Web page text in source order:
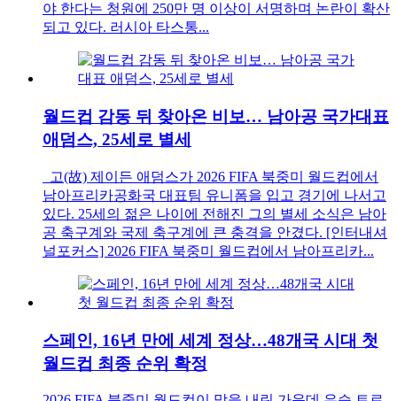
야 한다는 청원에 250만 명 이상이 서명하며 논란이 확산
되고 있다. 러시아 타스통...
월드컵 감동 뒤 찾아온 비보… 남아공 국가대표
애덤스, 25세로 별세
고(故) 제이든 애덤스가 2026 FIFA 북중미 월드컵에서
남아프리카공화국 대표팀 유니폼을 입고 경기에 나서고
있다. 25세의 젊은 나이에 전해진 그의 별세 소식은 남아
공 축구계와 국제 축구계에 큰 충격을 안겼다. [인터내셔
널포커스] 2026 FIFA 북중미 월드컵에서 남아프리카...
스페인, 16년 만에 세계 정상…48개국 시대 첫
월드컵 최종 순위 확정